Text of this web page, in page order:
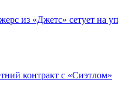
из «Джетс» сетует на
контракт с «Сиэтлом»